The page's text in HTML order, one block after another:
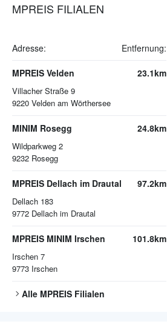
MPREIS FILIALEN
Adresse: Entfernung:
MPREIS Velden
Villacher Straße 9
9220 Velden am Wörthersee
23.1km
MINIM Rosegg
Wildparkweg 2
9232 Rosegg
24.8km
MPREIS Dellach im Drautal
Dellach 183
9772 Dellach im Drautal
97.2km
MPREIS MINIM Irschen
Irschen 7
9773 Irschen
101.8km
Alle MPREIS Filialen